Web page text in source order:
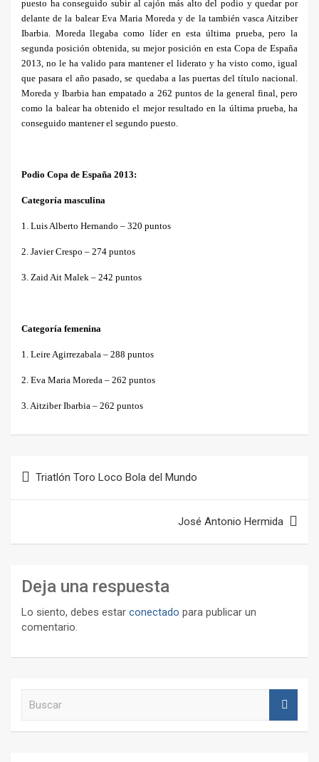
puesto ha conseguido subir al cajón más alto del podio y quedar por
delante de la balear Eva Maria Moreda y de la también vasca Aitziber
Ibarbia. Moreda llegaba como líder en esta última prueba, pero la
segunda posición obtenida, su mejor posición en esta Copa de España
2013, no le ha valido para mantener el liderato y ha visto como, igual
que pasara el año pasado, se quedaba a las puertas del título nacional.
Moreda y Ibarbia han empatado a 262 puntos de la general final, pero
como la balear ha obtenido el mejor resultado en la última prueba, ha
conseguido mantener el segundo puesto.
Podio Copa de España 2013:
Categoría masculina
1. Luis Alberto Hernando – 320 puntos
2. Javier Crespo – 274 puntos
3. Zaid Ait Malek – 242 puntos
Categoría femenina
1. Leire Agirrezabala – 288 puntos
2. Eva Maria Moreda – 262 puntos
3. Aitziber Ibarbia – 262 puntos
de
Triatlón Toro Loco Bola del Mundo
José Antonio Hermida
Deja una respuesta
Lo siento, debes estar conectado para publicar un
comentario.